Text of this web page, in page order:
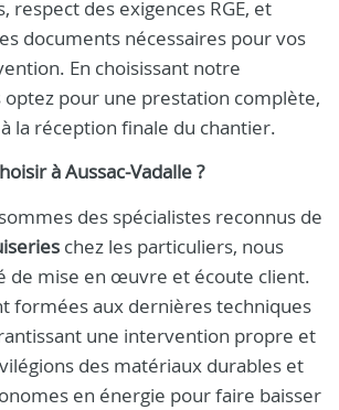
respect des exigences RGE, et
documents nécessaires pour vos
En choisissant notre
pour une prestation complète,
la réception finale du chantier.
à Aussac-Vadalle ?
des spécialistes reconnus de
chez les particuliers, nous
de mise en œuvre et écoute client.
formées aux dernières techniques
une intervention propre et
des matériaux durables et
en énergie pour faire baisser